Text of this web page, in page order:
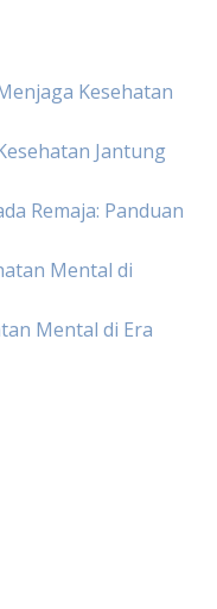
Kesehatan
Jantung
Remaja: Panduan
Mental di
Mental di Era